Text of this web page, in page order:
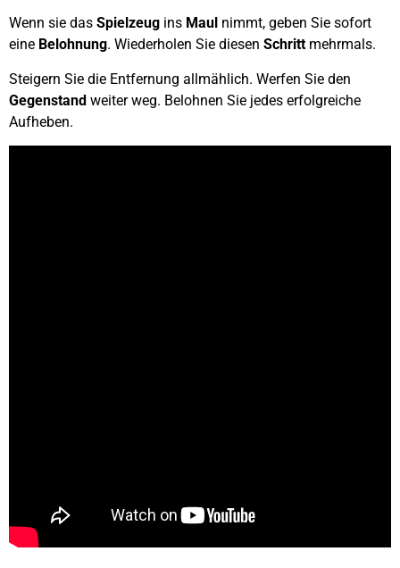
Wenn sie das Spielzeug ins Maul nimmt, geben Sie sofort
eine Belohnung. Wiederholen Sie diesen Schritt mehrmals.
Steigern Sie die Entfernung allmählich. Werfen Sie den
Gegenstand weiter weg. Belohnen Sie jedes erfolgreiche
Aufheben.